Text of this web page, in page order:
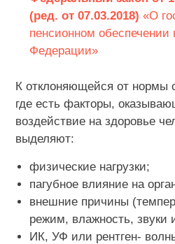
(ред. от 07.03.2018) «О
пенсионном обеспечении
Федерации»
К отклоняющейся от нормы
где есть факторы,
воздействие на здоровье
выделяют:
физические нагрузки;
пагубное влияние на
внешние причины
режим, влажность, звуки
ИК, УФ или рентген-